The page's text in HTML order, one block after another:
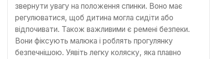
звернути увагу на положення спинки. Воно має
регулюватися, щоб дитина могла сидіти або
відпочивати. Також важливими є ремені безпеки.
Вони фіксують малюка і роблять прогулянку
безпечнішою. Уявіть легку коляску, яка плавно